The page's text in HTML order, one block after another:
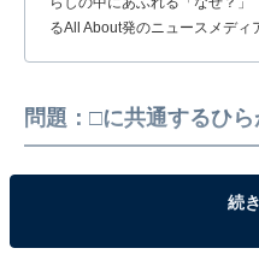
るAll About発のニュースメデ
問題：□に共通するひら
続